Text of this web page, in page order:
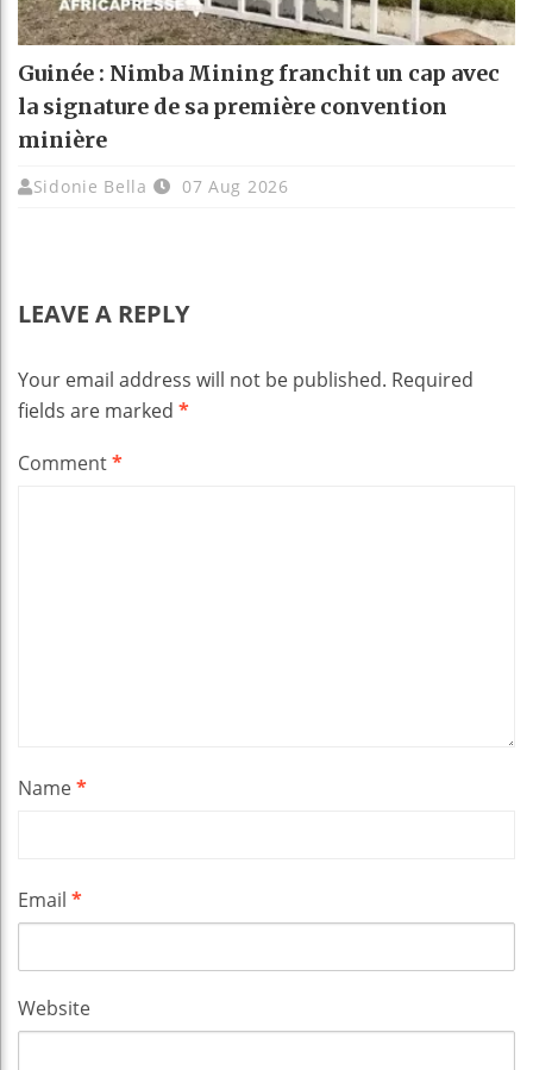
Guinée : Nimba Mining franchit un cap avec
la signature de sa première convention
minière
Sidonie Bella 07 Aug 2026
LEAVE A REPLY
Your email address will not be published. Required
fields are marked *
Comment*
Name*
Email *
Website